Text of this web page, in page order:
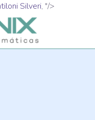
Silveri, "/>